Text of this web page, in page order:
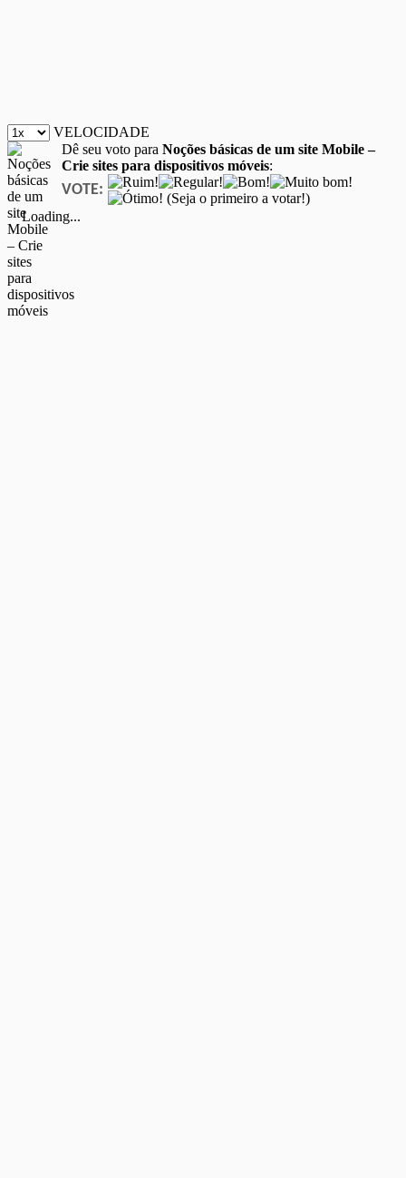
VELOCIDADE
Dê seu voto para Noções básicas de um site Mobile –
Crie sites para dispositivos móveis:
VOTE:
(Seja o primeiro a votar!)
Loading...